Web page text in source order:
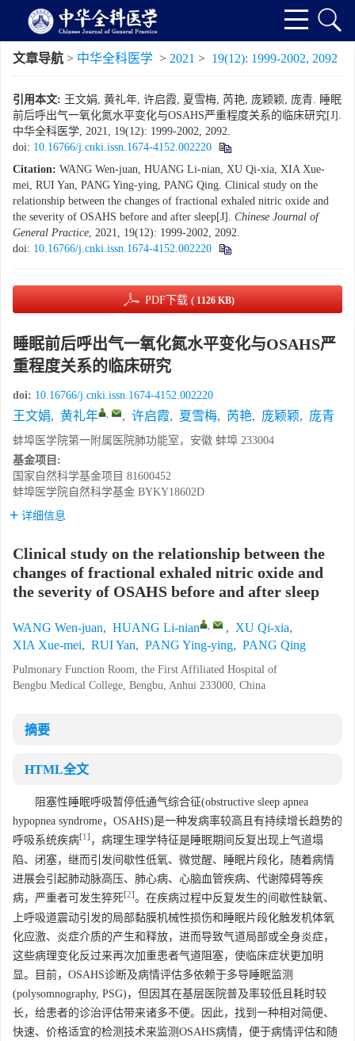
文章导航 > 中华全科医学 > 2021 > 19(12): 1999-2002, 2092
引用本文: 王文娟, 黄礼年, 许启霞, 夏雪梅, 芮艳, 庞颖颖, 庞青. 睡眠
前后呼出气一氧化氮水平变化与OSAHS严重程度关系的临床研究[J].
中华全科医学, 2021, 19(12): 1999-2002, 2092.
doi: 10.16766/j.cnki.issn.1674-4152.002220
Citation: WANG Wen-juan, HUANG Li-nian, XU Qi-xia, XIA Xue-
mei, RUI Yan, PANG Ying-ying, PANG Qing. Clinical study on the
relationship between the changes of fractional exhaled nitric oxide and
the severity of OSAHS before and after sleep[J]. Chinese Journal of
General Practice, 2021, 19(12): 1999-2002, 2092.
doi: 10.16766/j.cnki.issn.1674-4152.002220
PDF下载 ( 1126 KB)
睡眠前后呼出气一氧化氮水平变化与OSAHS严
重程度关系的临床研究
doi: 10.16766/j.cnki.issn.1674-4152.002220
王文娟, 黄礼年 , , 许启霞, 夏雪梅, 芮艳, 庞颖颖, 庞青
蚌埠医学院第一附属医院肺功能室，安徽 蚌埠 233004
基金项目:
国家自然科学基金项目 81600452
蚌埠医学院自然科学基金 BYKY18602D
详细信息
Clinical study on the relationship between the
changes of fractional exhaled nitric oxide and
the severity of OSAHS before and after sleep
WANG Wen-juan, HUANG Li-nian , , XU Qi-xia,
XIA Xue-mei, RUI Yan, PANG Ying-ying, PANG Qing
Pulmonary Function Room, the First Affiliated Hospital of
Bengbu Medical College, Bengbu, Anhui 233000, China
摘要
HTML全文
阻塞性睡眠呼吸暂停低通气综合征(obstructive sleep apnea
hypopnea syndrome，OSAHS)是一种发病率较高且有持续增长趋势的
呼吸系统疾病[1 ] ，病理生理学特征是睡眠期间反复出现上气道塌
陷、闭塞，继而引发间歇性低氧、微觉醒、睡眠片段化，随着病情
进展会引起肺动脉高压、肺心病、心脑血管疾病、代谢障碍等疾
病，严重者可发生猝死[2]。在疾病过程中反复发生的间歇性缺氧、
上呼吸道震动引发的局部黏膜机械性损伤和睡眠片段化触发机体氧
化应激、炎症介质的产生和释放，进而导致气道局部或全身炎症，
这些病理变化反过来再次加重患者气道阻塞，使临床症状更加明
显。目前，OSAHS诊断及病情评估多依赖于多导睡眠监测
(polysomnography, PSG)，但因其在基层医院普及率较低且耗时较
长，给患者的诊治评估带来诸多不便。因此，找到一种相对简便、
快速、价格适宜的检测技术来监测OSAHS病情，便于病情评估和随